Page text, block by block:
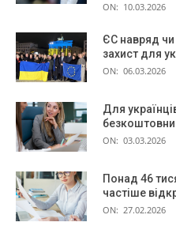
ON: 10.03.2026
ЄС навряд
захист для
ON: 06.03.2026
Для
ON: 03.03.2026
Понад 46
частіше
ON: 27.02.2026